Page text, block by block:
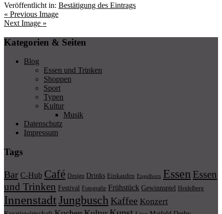
Veröffentlicht in: Bestätigung des Eintrags
« Previous Image
Next Image »
Kategorien & Seiten
Blog
Essen und Trinken
Shoppen
Sport
Typen
Kultur
Musik
Datenschutz
Impressum
Tags
Bar C-Hub Café Design Drinks Einkaufen Engelhorn Essen Essen
und Trinken Festival Fotografie Frühstück Gewinnspiel Heidelberg
InnenstadtJungbusch Kaffee Konzert